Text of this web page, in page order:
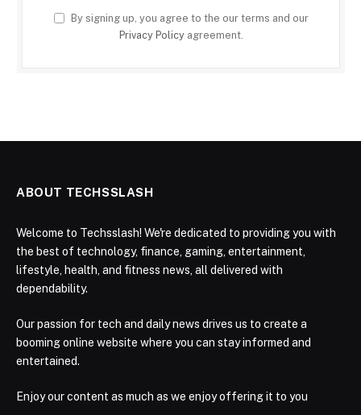
By signing up, you agree to the our terms and our
Privacy Policyagreement.
ABOUT TECHSSLASH
Welcome to Techsslash! We're dedicated to providing you with
the best of technology, finance, gaming, entertainment,
lifestyle, health, and fitness news, all delivered with
dependability.
Our passion for tech and daily news drives us to create a
booming online website where you can stay informed and
entertained.
Enjoy our content as much as we enjoy offering it to you